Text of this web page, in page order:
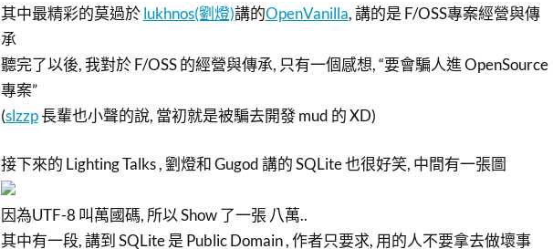
其中最精彩的莫過於lukhnos(劉燈)講的OpenVanilla, 講的是 F/OSS專案經營與傳
承
聽完了以後, 我對於 F/OSS 的經營與傳承, 只有一個感想, “要會騙人進 OpenSource
專案”
(slzzp長輩也小聲的說, 當初就是被騙去開發 mud 的 XD)
接下來的 Lighting Talks , 劉燈和 Gugod 講的 SQLite 也很好笑, 中間有一張圖
因為UTF-8 叫萬國碼, 所以 Show 了一張 八萬..
其中有一段, 講到 SQLite 是 Public Domain , 作者只要求, 用的人不要拿去做壞事